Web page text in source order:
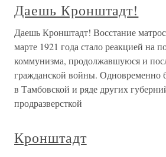
Даешь Кронштадт!
Даешь Кронштадт! Восстание
марте 1921 года стало реакцией на
коммунизма, продолжавшуюся и
гражданской войны. Одновременно
в Тамбовской и ряде других
продразверсткой
Кронштадт